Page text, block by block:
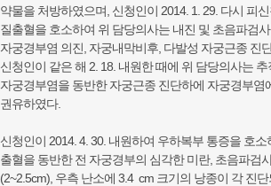
약물을 처방하였으며, 신청인이 2014. 1. 29. 다시 피
질출혈을 호소하여 위 담당의사는 내진 및 초음파검
자궁경부염 의진, 자궁내막비후, 다발성 자궁근종 진
신청인이 같은 해 2. 18. 내원한 때에 위 담당의사는
자궁경부염을 동반한 자궁근종 진단하에 자궁경부염
권유하였다.
신청인이 2014. 4. 30. 내원하여 우하복부 통증을 호
출혈을 동반한 전 자궁경부의 심각한 미란, 초음파검
(2~2.5cm), 우측 난소에 3.4 cm 크기의 낭종이 각 진